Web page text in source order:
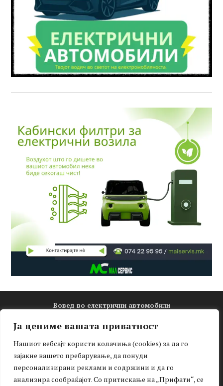
Ја цениме вашата приватност
Нашиот вебсајт користи колачиња (cookies) за да го
зајакне вашето пребарување, да понуди
персонализирани реклами и содржини и да го
анализира сообраќајот. Со притискање на „Прифати“, се
Вовед во електрични автомобили
Новости
Зелена мобилност
Тест-драјв